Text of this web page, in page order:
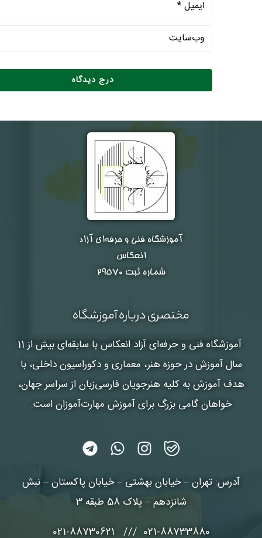
آموزشگاه فنی و حرفه‌ای آزاد
انعکاس
شماره ثبت ۲۹۵۷۰
مختصری درباره آموزشگاه
آموزشگاه فنی و حرفه‌ای آزاد انعکاس
با سابقه‌ای بیش از 11
سال آموزش در حوزه هنر، معماری و دکوراسیون داخلی، با
هدف آموزش به کلیه هنرجویان فارسی‌زبان از سراسر جهان،
خواهان گامی بزرگ برای آموزش مهارت‌آموزان است.
آدرس: تهران – خیابان بهشتی – خیابان پاکستان – نبش
شانزدهم – پلاک 58 طبقه 3
021-88733880 /// 021-88730621